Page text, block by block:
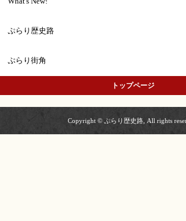
ぷらり歴史路
ぷらり街角
トップページ
Copyright © ぷらり歴史路, All rights